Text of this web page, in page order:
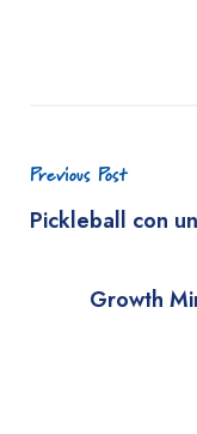
Previous Post
Pickleball con
Growth